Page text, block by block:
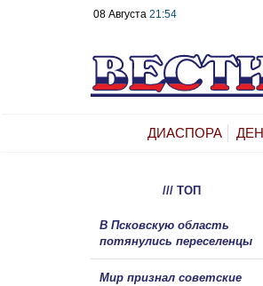
08 Августа 21:54
ДИАСПОРА
/// ТОП
В Псковскую область
потянулись переселенцы
Мир признал советские